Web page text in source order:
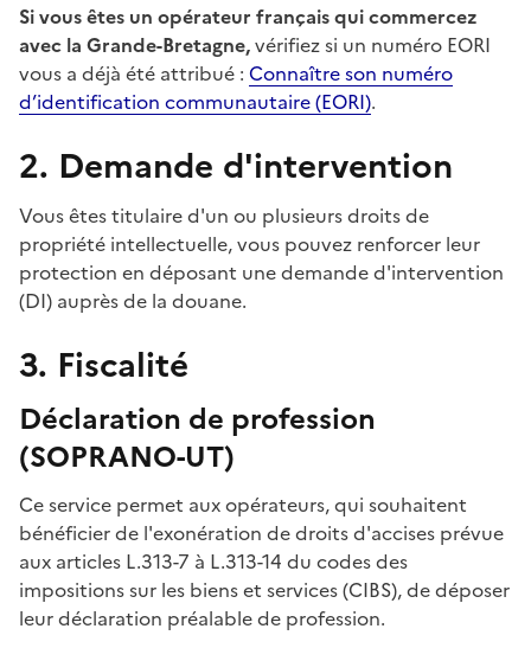
Si vous êtes un opérateur français qui commercez
avec la Grande-Bretagne,vérifiez si un numéro EORI
vous a déjà été attribué : Connaître son numéro
d’identification communautaire (EORI).
2. Demande d'intervention
Vous êtes titulaire d'un ou plusieurs droits de
propriété intellectuelle, vous pouvez renforcer leur
protection en déposant une demande d'intervention
(DI) auprès de la douane.
3. Fiscalité
Déclaration de profession
(SOPRANO-UT)
Ce service permet aux opérateurs, qui souhaitent
bénéficier de l'exonération de droits d'accises prévue
aux articles L.313-7 à L.313-14 du codes des
impositions sur les biens et services (CIBS), de déposer
leur déclaration préalable de profession.